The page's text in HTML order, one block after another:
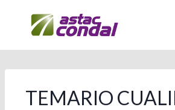
contingut
TEMARIO